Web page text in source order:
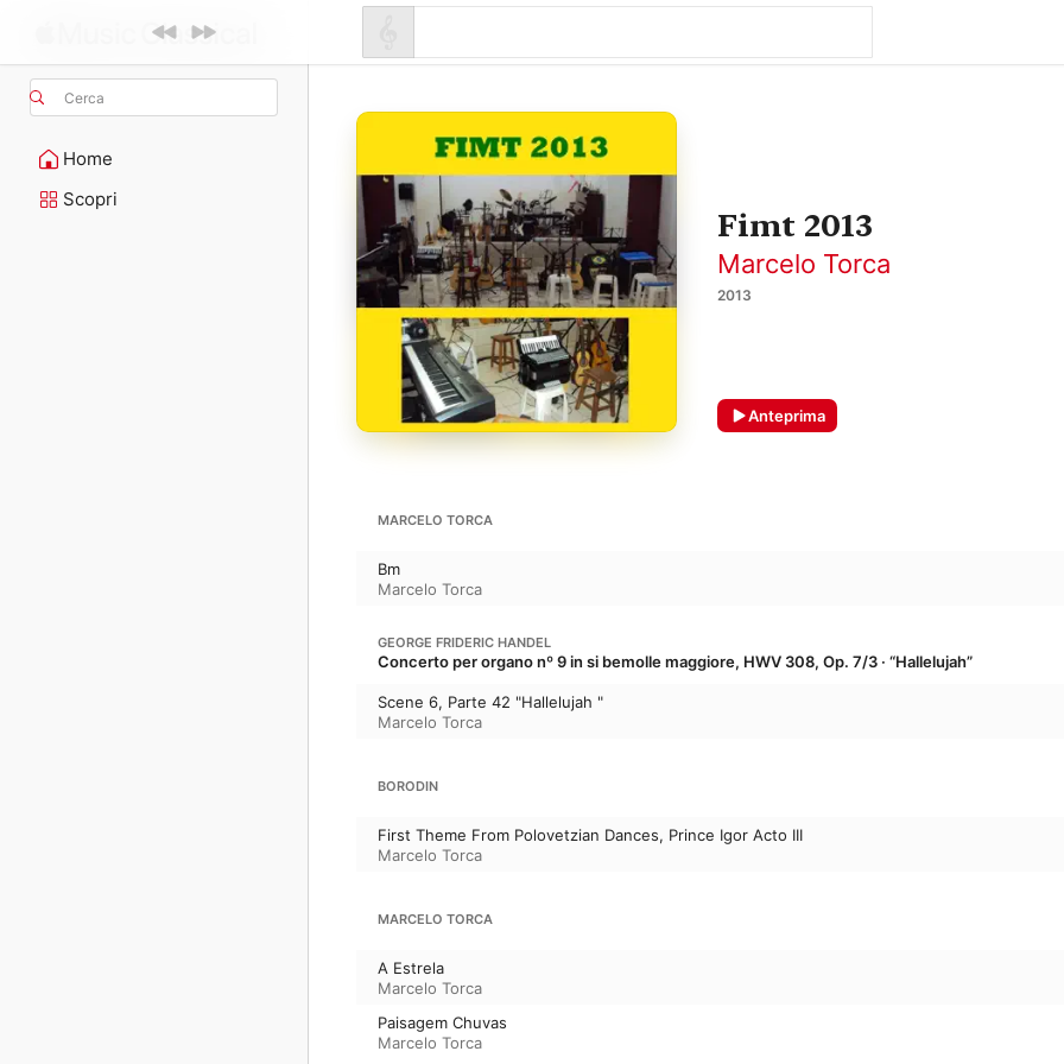
Cerca
Home
Scopri
Fimt 2013
Marcelo Torca
2013
Anteprima
MARCELO TORCA
Bm
Marcelo Torca
GEORGE FRIDERIC HANDEL
Concerto per organo nº 9 in si bemolle maggiore, HWV 308, Op. 7/3 · “Hallelujah”
Scene 6, Parte 42 "Hallelujah "
Marcelo Torca
BORODIN
First Theme From Polovetzian Dances, Prince Igor Acto III
Marcelo Torca
MARCELO TORCA
A Estrela
Marcelo Torca
Paisagem Chuvas
Marcelo Torca